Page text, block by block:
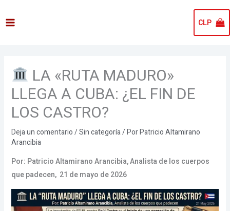
CLP
LA «RUTA MADURO»
LLEGA A CUBA: ¿EL FIN DE
LOS CASTRO?
Deja un comentario/Sin categoría/ PorPatricio Altamirano
Arancibia
Por: Patricio Altamirano Arancibia, Analista de los cuerpos
que padecen, 21 de mayo de 2026